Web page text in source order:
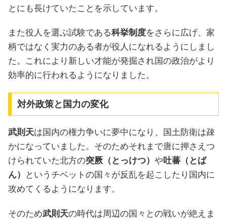
とにも長けていたことを示しています。
また役人を選ぶ試験である科挙制度をさらに広げ、家
柄ではなく実力のある者が役人になれるようにしまし
た。これにより新しい才能が発掘され国の政治がより
効率的に行われるようになりました。
対外政策と国力の変化
武則天は国内の権力争いに夢中になり、国土防衛は疎
かになっていました。そのためそれまで唐に押さえつ
けられていた北方の突厥（とっけつ） や吐蕃（とば
ん）
というチベットの国々が反乱を起こしたり国内に
攻めてくるようになります。
そのため武則天の時代は周辺の国々との戦いが絶えま